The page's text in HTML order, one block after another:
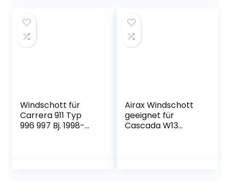
Windschott für
Carrera 911 Typ
996 997 Bj. 1998-
Airax Windschott
geeignet für
Cascada W13